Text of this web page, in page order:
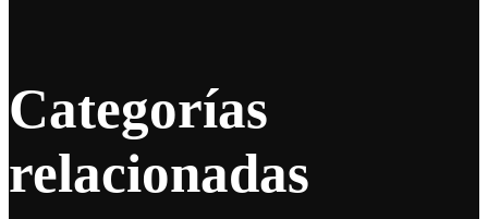
Categorías
relacionadas